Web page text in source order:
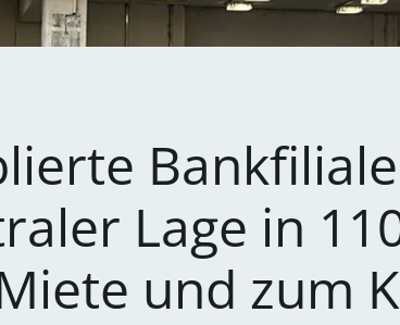
Lage in
und zum